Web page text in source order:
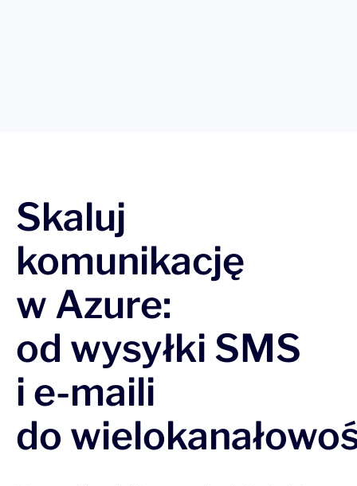
Skaluj
komunikację
w Azure:
od wysyłki SMS
i e-maili
do